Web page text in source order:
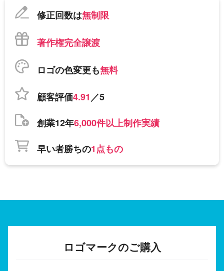
修正回数は無制限
著作権完全譲渡
ロゴの色変更も無料
顧客評価4.91／5
創業12年6,000件以上制作実績
早い者勝ちの1点もの
ロゴマークのご購入